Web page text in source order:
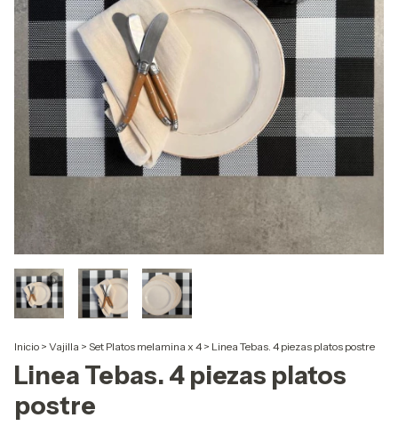
Inicio > Vajilla > Set Platos melamina x 4 > Linea Tebas. 4 piezas platos postre
Linea Tebas. 4 piezas platos
postre